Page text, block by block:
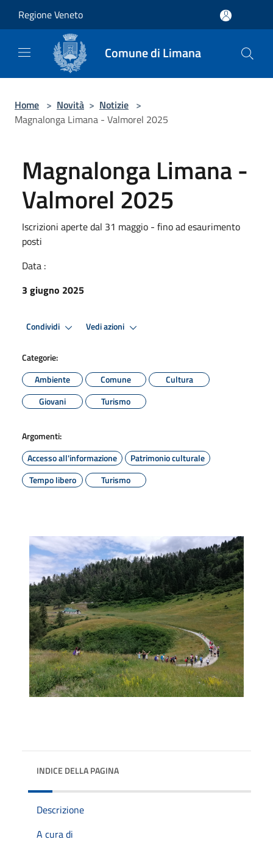
Regione Veneto
Comune di Limana
Home > Novità > Notizie >
Magnalonga Limana - Valmorel 2025
Magnalonga Limana -
Valmorel 2025
Iscrizioni aperte dal 31 maggio - fino ad esaurimento
posti
Data :
3 giugno 2025
Condividi Vedi azioni
Categorie:
Ambiente
Comune
Cultura
Giovani
Turismo
Argomenti:
Accesso all'informazione
Patrimonio culturale
Tempo libero
Turismo
INDICE DELLA PAGINA
Descrizione
A cura di